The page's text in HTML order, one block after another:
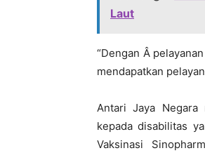
Laut
“Dengan Â
mendapatkan
Antari Jaya Negara
kepada disabilitas
Vaksinasi